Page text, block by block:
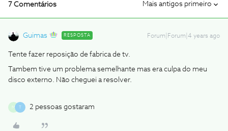
7 Comentários Mais antigos primeiro
Guimas RESPOSTA Forum|Forum|4 years ago
Tente fazer reposição de fabrica de tv.
Tambem tive um problema semelhante mas era culpa do meu
disco externo. Não cheguei a resolver.
M T 2 pessoas gostaram